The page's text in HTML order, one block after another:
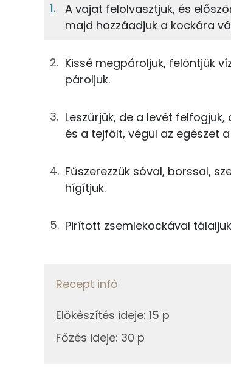
125g zeller
50g alma
13gvöröshagyma
25g burgonya
tejföl
1g főzőtejszín
7g
5g leveskocka
0g bors
0g szerecsendió
425gvíz
1%
Foszfor
Összesen
Zsír
A vajat felolvasztjuk, és
majd hozzáadjuk a kockára
Kissé megpároljuk, felöntjük
pároljuk.
Leszűrjük, de a levét
és a tejfölt, végül az egészet
Fűszerezzük sóval, borssal,
hígítjuk.
Pirított zsemlekockával
Recept infó
Előkészítés ideje: 15 p
Főzés ideje: 30 p